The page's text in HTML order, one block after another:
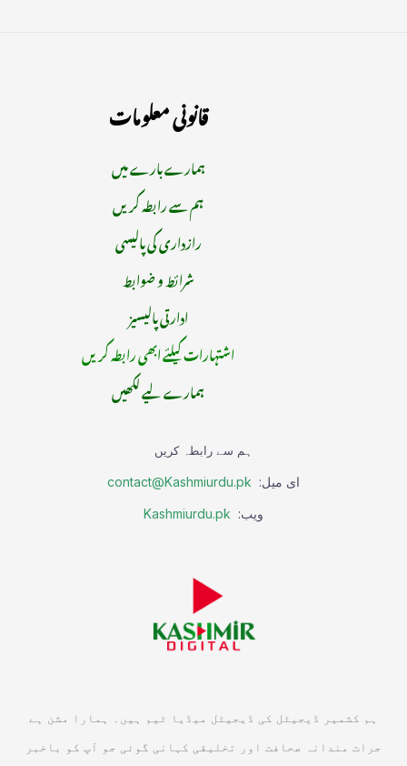
قانونی معلومات
ہمارے بارے میں
ہم سے رابطہ کریں
رازداری کی پالیسی
شرائط و ضوابط
ادارتی پالیسیز
اشتہارات کیلئے ابھی رابطہ کریں
ہمارے لیے لکھیں
ہم سے رابطہ کریں
ای میل: contact@Kashmiurdu.pk
ویب: Kashmiurdu.pk
ہم کشمیر ڈیجیٹل کی ڈیجیٹل میڈیا ٹیم ہیں۔ ہمارا مشن ہے
جرات مندانہ صحافت اور تخلیقی کہانی گوئی جو آپ کو باخبر